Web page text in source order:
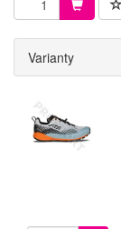
Varianty